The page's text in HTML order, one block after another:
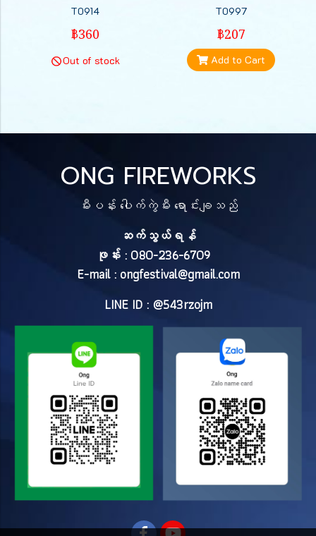
T0914
฿360
Out of stock
T0997
฿207
Add to Cart
ONG FIREWORKS
မီးပန်း ပေါက်ကွဲမီး ရောင်းချသည်
ဆက်သွယ်ရန်
ဖုန်း : 080-236-6709
E-mail : ongfestival@gmail.com
LINE ID : @543rzojm